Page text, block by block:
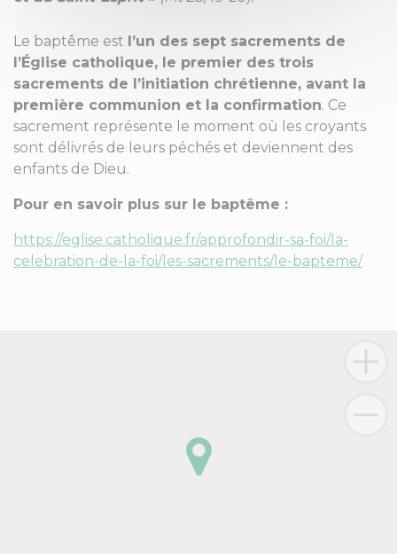
Le baptême est l’un des sept sacrements de
l’Église catholique, le premier des trois
sacrements de l’initiation chrétienne, avant la
première communion et la confirmation. Ce
sacrement représente le moment où les croyants
sont délivrés de leurs péchés et deviennent des
enfants de Dieu.
Pour en savoir plus sur le baptême :
https://eglise.catholique.fr/approfondir-sa-foi/la-
celebration-de-la-foi/les-sacrements/le-bapteme/